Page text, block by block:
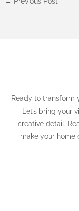
Ready to transform
Let’s bring your
creative detail.
make your home